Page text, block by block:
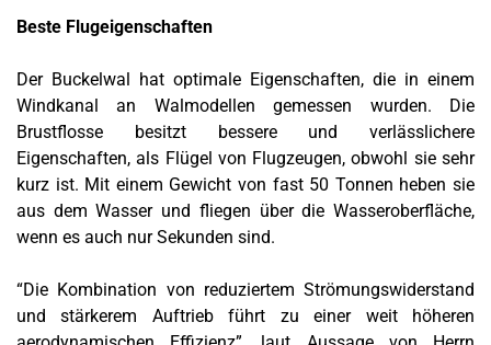
Beste Flugeigenschaften
Der Buckelwal hat optimale Eigenschaften, die in einem
Windkanal an Walmodellen gemessen wurden. Die
Brustflosse besitzt bessere und verlässlichere
Eigenschaften, als Flügel von Flugzeugen, obwohl sie sehr
kurz ist. Mit einem Gewicht von fast 50 Tonnen heben sie
aus dem Wasser und fliegen über die Wasseroberfläche,
wenn es auch nur Sekunden sind.
“Die Kombination von reduziertem Strömungswiderstand
und stärkerem Auftrieb führt zu einer weit höheren